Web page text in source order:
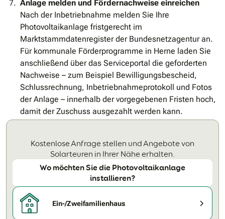
Anlage melden und Fördernachweise einreichen
Nach der Inbetriebnahme melden Sie Ihre
Photovoltaikanlage fristgerecht im
Marktstammdatenregister der Bundesnetzagentur an.
Für kommunale Förderprogramme in Herne laden Sie
anschließend über das Serviceportal die geforderten
Nachweise – zum Beispiel Bewilligungsbescheid,
Schlussrechnung, Inbetriebnahmeprotokoll und Fotos
der Anlage – innerhalb der vorgegebenen Fristen hoch,
damit der Zuschuss ausgezahlt werden kann.
Kostenlose Anfrage stellen und Angebote von
Solarteuren in Ihrer Nähe erhalten.
Wo möchten Sie die Photovoltaikanlage
installieren?
Ein-/Zweifamilienhaus